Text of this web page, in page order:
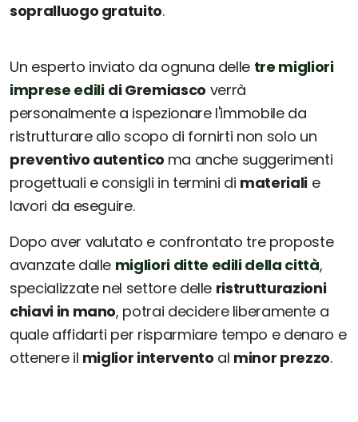
sopralluogo gratuito.
Un esperto inviato da ognuna delle tre migliori
imprese edili di Gremiasco verrà
personalmente a ispezionare l'immobile da
ristrutturare allo scopo di fornirti non solo un
preventivo autentico ma anche suggerimenti
progettuali e consigli in termini di materialie
lavori da eseguire.
Dopo aver valutato e confrontato tre proposte
avanzate dalle migliori ditte edili della città,
specializzate nel settore delle ristrutturazioni
chiavi in mano, potrai decidere liberamente a
quale affidarti per risparmiare tempo e denaro e
ottenere il miglior intervento al minor prezzo.